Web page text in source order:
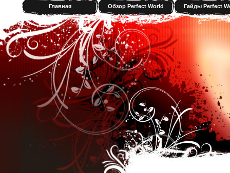
Главная Обзор Perfect World Гайды Perfect